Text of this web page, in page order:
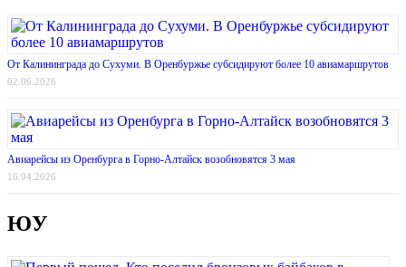
От Калининграда до Сухуми. В Оренбуржье субсидируют более 10 авиамаршрутов
02.06.2026
Авиарейсы из Оренбурга в Горно-Алтайск возобновятся 3 мая
16.04.2026
ЮУ